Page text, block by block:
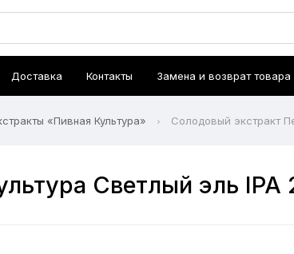
Доставка Контакты Замена и возврат товара
«Пивная Культура» Солодовый экстракт
Светлый эль IPA